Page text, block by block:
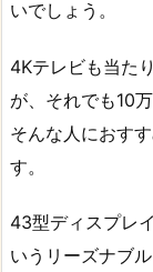
いでしょう。
4Kテレビも当た
が、それでも10
そんな人におす
す。
43型ディスプレ
いうリーズナブル